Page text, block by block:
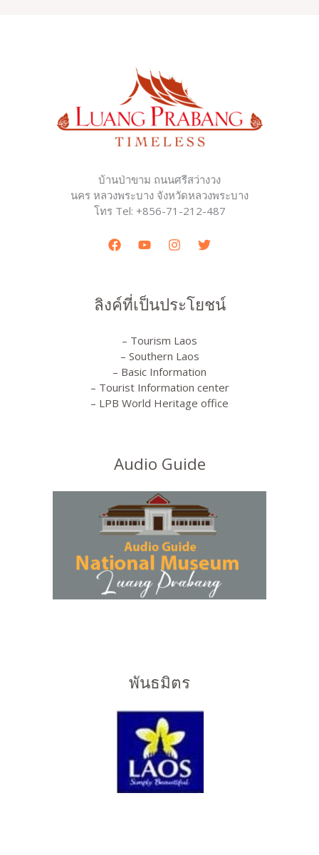
บ้านป่าขาม ถนนศรีสว่างวง
นคร หลวงพระบาง จังหวัดหลวงพระบาง
โทร Tel: +856-71-212-487
ลิงค์ที่เป็นประโยชน์
– Tourism Laos
– Southern Laos
– Basic Information
– Tourist Information center
– LPB World Heritage office
Audio Guide
พันธมิตร